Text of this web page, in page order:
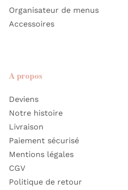
Organisateur de menus
Accessoires
A propos
Deviens
Notre histoire
Livraison
Paiement sécurisé
Mentions légales
CGV
Politique de retour